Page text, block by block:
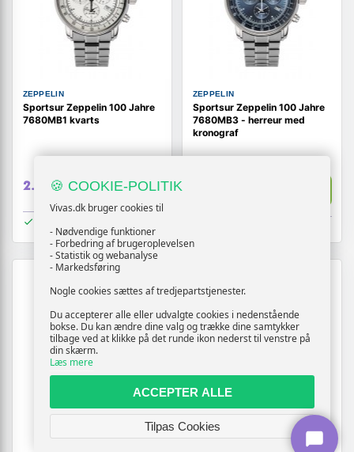
ZEPPELIN
Sportsur Zeppelin 100 Jahre
7680MB1 kvarts
2.519,- Vis
ZEPPELIN
Sportsur Zeppelin 100 Jahre
7680MB3 - herreur med
kronograf
🍪 COOKIE-POLITIK
Vivas.dk bruger cookies til
- Nødvendige funktioner
- Forbedring af brugeroplevelsen
- Statistik og webanalyse
- Markedsføring
Nogle cookies sættes af tredjepartstjenester.
Du accepterer alle eller udvalgte cookies i nedenstående
bokse. Du kan ændre dine valg og trække dine samtykker
tilbage ved at klikke på det runde ikon nederst til venstre på
din skærm.
Læs mere
ACCEPTER ALLE
Tilpas Cookies